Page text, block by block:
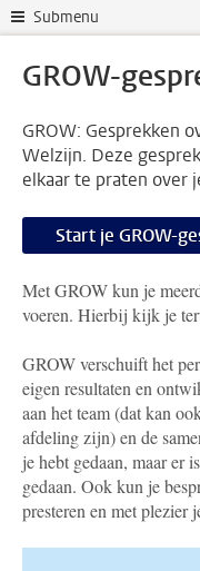
Submenu
GROW-
GROW: Gesprekken
Welzijn. Deze
elkaar te praten over
Start je GROW-
Met GROW kun je
voeren. Hierbij kijk je
GROW verschuift het
eigen resultaten en
aan het team (dat kan
afdeling zijn) en de
je hebt gedaan, maar er
gedaan. Ook kun je
presteren en met plezier